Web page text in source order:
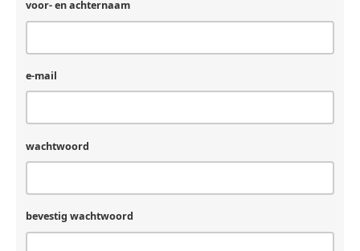
voor- en achternaam
e-mail
wachtwoord
bevestig wachtwoord
achternaam
(laat
een
mens